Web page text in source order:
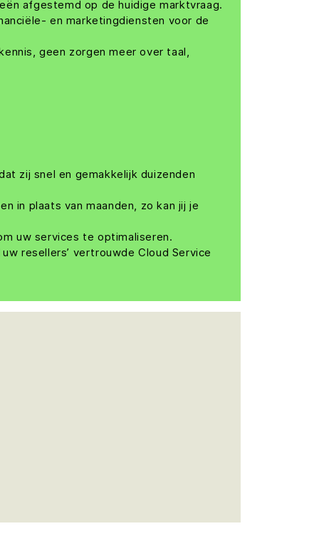
afgestemd op de huidige marktvraag.
en marketingdiensten voor de
geen zorgen meer over taal,
zij snel en gemakkelijk duizenden
in plaats van maanden, zo kan jij je
uw services te optimaliseren.
resellers’ vertrouwde Cloud Service